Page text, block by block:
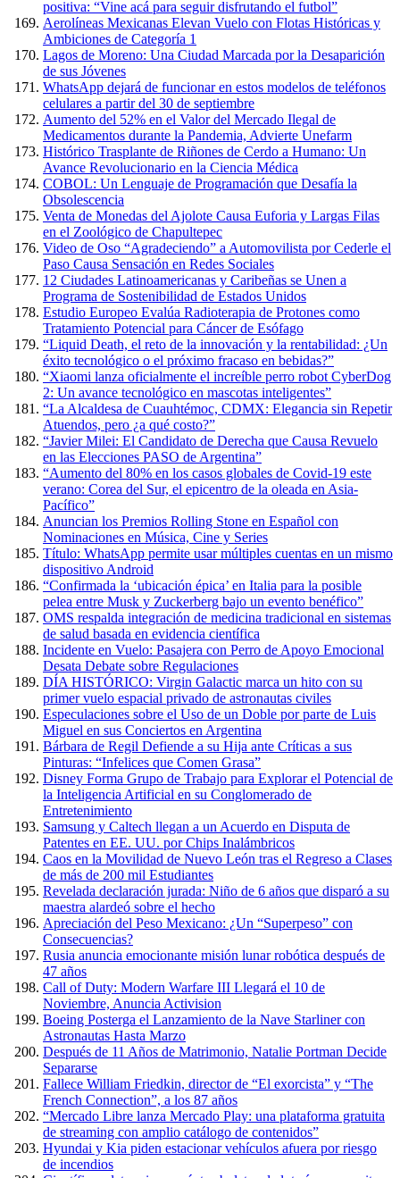
positiva: “Vine acá para seguir disfrutando el futbol”
Aerolíneas Mexicanas Elevan Vuelo con Flotas Históricas y
Ambiciones de Categoría 1
Lagos de Moreno: Una Ciudad Marcada por la Desaparición
de sus Jóvenes
WhatsApp dejará de funcionar en estos modelos de teléfonos
celulares a partir del 30 de septiembre
Aumento del 52% en el Valor del Mercado Ilegal de
Medicamentos durante la Pandemia, Advierte Unefarm
Histórico Trasplante de Riñones de Cerdo a Humano: Un
Avance Revolucionario en la Ciencia Médica
COBOL: Un Lenguaje de Programación que Desafía la
Obsolescencia
Venta de Monedas del Ajolote Causa Euforia y Largas Filas
en el Zoológico de Chapultepec
Video de Oso “Agradeciendo” a Automovilista por Cederle el
Paso Causa Sensación en Redes Sociales
12 Ciudades Latinoamericanas y Caribeñas se Unen a
Programa de Sostenibilidad de Estados Unidos
Estudio Europeo Evalúa Radioterapia de Protones como
Tratamiento Potencial para Cáncer de Esófago
“Liquid Death, el reto de la innovación y la rentabilidad: ¿Un
éxito tecnológico o el próximo fracaso en bebidas?”
“Xiaomi lanza oficialmente el increíble perro robot CyberDog
2: Un avance tecnológico en mascotas inteligentes”
“La Alcaldesa de Cuauhtémoc, CDMX: Elegancia sin Repetir
Atuendos, pero ¿a qué costo?”
“Javier Milei: El Candidato de Derecha que Causa Revuelo
en las Elecciones PASO de Argentina”
“Aumento del 80% en los casos globales de Covid-19 este
verano: Corea del Sur, el epicentro de la oleada en Asia-
Pacífico”
Anuncian los Premios Rolling Stone en Español con
Nominaciones en Música, Cine y Series
Título: WhatsApp permite usar múltiples cuentas en un mismo
dispositivo Android
“Confirmada la ‘ubicación épica’ en Italia para la posible
pelea entre Musk y Zuckerberg bajo un evento benéfico”
OMS respalda integración de medicina tradicional en sistemas
de salud basada en evidencia científica
Incidente en Vuelo: Pasajera con Perro de Apoyo Emocional
Desata Debate sobre Regulaciones
DÍA HISTÓRICO: Virgin Galactic marca un hito con su
primer vuelo espacial privado de astronautas civiles
Especulaciones sobre el Uso de un Doble por parte de Luis
Miguel en sus Conciertos en Argentina
Bárbara de Regil Defiende a su Hija ante Críticas a sus
Pinturas: “Infelices que Comen Grasa”
Disney Forma Grupo de Trabajo para Explorar el Potencial de
la Inteligencia Artificial en su Conglomerado de
Entretenimiento
Samsung y Caltech llegan a un Acuerdo en Disputa de
Patentes en EE. UU. por Chips Inalámbricos
Caos en la Movilidad de Nuevo León tras el Regreso a Clases
de más de 200 mil Estudiantes
Revelada declaración jurada: Niño de 6 años que disparó a su
maestra alardeó sobre el hecho
Apreciación del Peso Mexicano: ¿Un “Superpeso” con
Consecuencias?
Rusia anuncia emocionante misión lunar robótica después de
47 años
Call of Duty: Modern Warfare III Llegará el 10 de
Noviembre, Anuncia Activision
Boeing Posterga el Lanzamiento de la Nave Starliner con
Astronautas Hasta Marzo
Después de 11 Años de Matrimonio, Natalie Portman Decide
Separarse
Fallece William Friedkin, director de “El exorcista” y “The
French Connection”, a los 87 años
“Mercado Libre lanza Mercado Play: una plataforma gratuita
de streaming con amplio catálogo de contenidos”
Hyundai y Kia piden estacionar vehículos afuera por riesgo
de incendios